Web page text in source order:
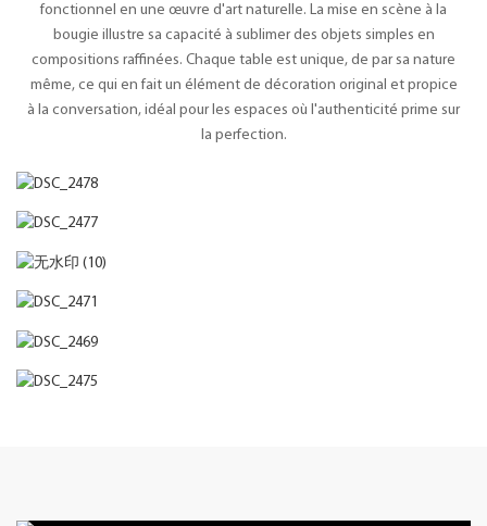
fonctionnel en une œuvre d'art naturelle. La mise en scène à la
bougie illustre sa capacité à sublimer des objets simples en
compositions raffinées. Chaque table est unique, de par sa nature
même, ce qui en fait un élément de décoration original et propice
à la conversation, idéal pour les espaces où l'authenticité prime sur
la perfection.